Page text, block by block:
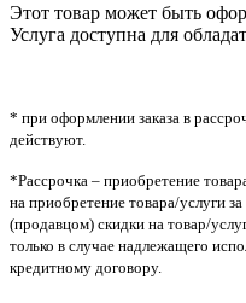
Этот товар может быть
Услуга доступна для
* при оформлении заказа в
действуют.
*Рассрочка – приобретение
на приобретение товара/услуги
(продавцом) скидки на товар/
только в случае надлежащего
кредитному договору.